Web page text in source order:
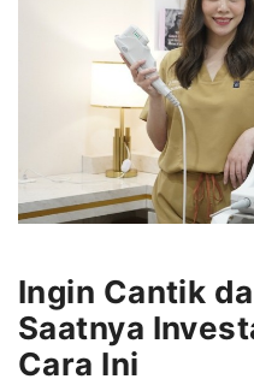
Ingin Cantik
Saatnya
Cara Ini